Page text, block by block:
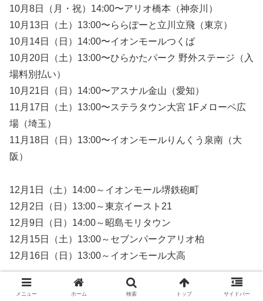
10月8日（月・祝）14:00〜アリオ橋本（神奈川）
10月13日（土）13:00〜ららぽーと立川立飛（東京）
10月14日（日）14:00〜イオンモールつくば
10月20日（土）13:00〜ひらかたパーク 野外ステージ（入
場料別払い）
10月21日（日）14:00〜アスナル金山（愛知）
11月17日（土）13:00〜ステラタウン大宮 1Fメローペ広
場（埼玉）
11月18日（日）13:00〜イオンモールりんくう泉南（大
阪）
12月1日（土）14:00～イオンモール堺鉄砲町
12月2日（日）13:00～東京イースト21
12月9日（日）14:00～昭島モリタウン
12月15日（土）13:00～セブンパークアリオ柏
12月16日（日）13:00～イオンモール大高
2018年12月8日（土）ナリタエアポートクリスマス・フェ
メニュー ホーム 検索 トップ サイドバー